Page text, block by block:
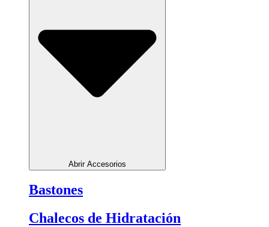
Abrir Accesorios
Bastones
Chalecos de Hidratación